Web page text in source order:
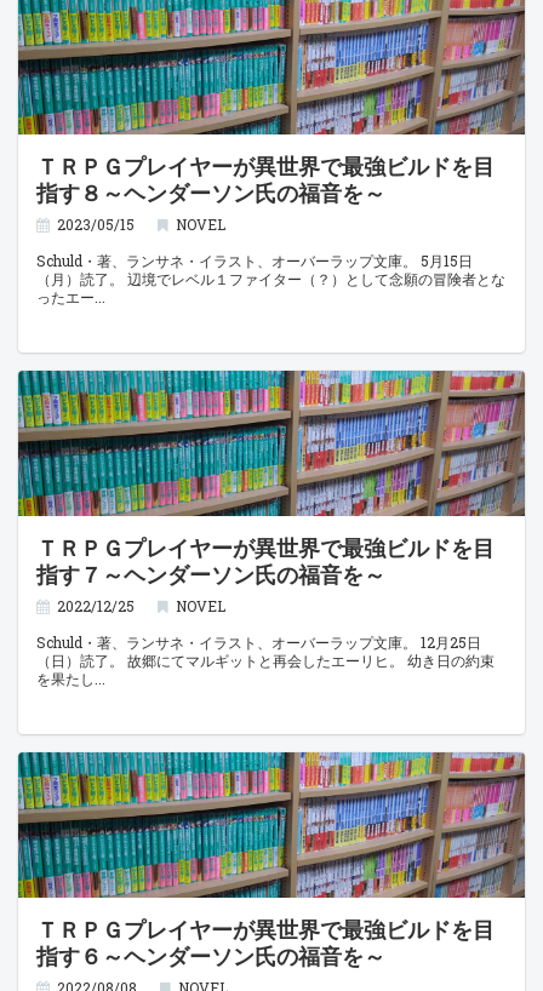
ＴＲＰＧプレイヤーが異世界で最強ビルドを目
指す８～ヘンダーソン氏の福音を～
2023/05/15
NOVEL
Schuld・著、ランサネ・イラスト、オーバーラップ文庫。 5月15日
（月）読了。 辺境でレベル１ファイター（？）として念願の冒険者とな
ったエー
ＴＲＰＧプレイヤーが異世界で最強ビルドを目
指す７～ヘンダーソン氏の福音を～
2022/12/25
NOVEL
Schuld・著、ランサネ・イラスト、オーバーラップ文庫。 12月25日
（日）読了。 故郷にてマルギットと再会したエーリヒ。 幼き日の約束
を果たし
ＴＲＰＧプレイヤーが異世界で最強ビルドを目
指す６～ヘンダーソン氏の福音を～